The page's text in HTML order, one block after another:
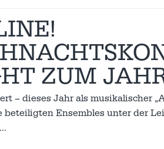
ZUM
– dieses Jahr als musikalischer
beteiligten Ensembles unter der
…